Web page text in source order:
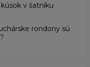
v šatníku
rondony sú